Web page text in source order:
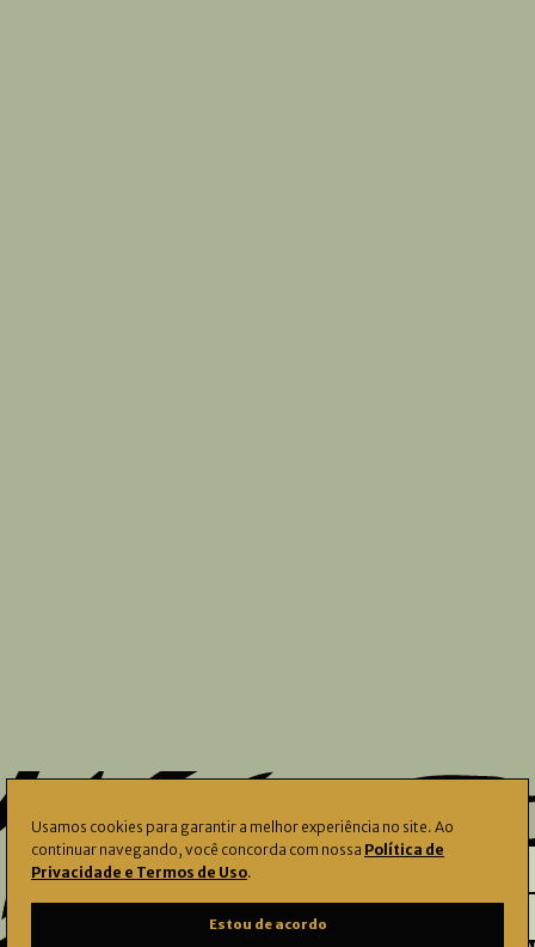
O Instituto Çarê identifica, preserva e
amplia o acesso aacervos
Usamos cookies para garantir a melhor experiência no site. Ao
continuar navegando, você concorda com nossa Política de
Privacidade e Termos de Uso.
Estou de acordo